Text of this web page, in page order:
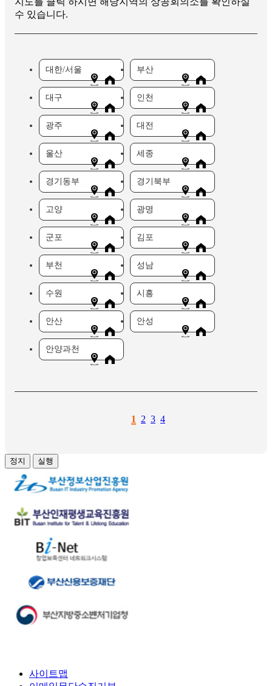
수 있습니다.
대한/서울 부산
대구 인천
광주 대전
울산 세종
경기동부 경기북부
고양 광명
군포 김포
부천 성남
수원 시흥
안산 안성
안양과천
1 2 3 4
정지 실행
사이트맵